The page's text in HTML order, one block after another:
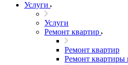
Услуги
Услуги
Ремонт квартир
Ремонт квартир
Ремонт квартиры